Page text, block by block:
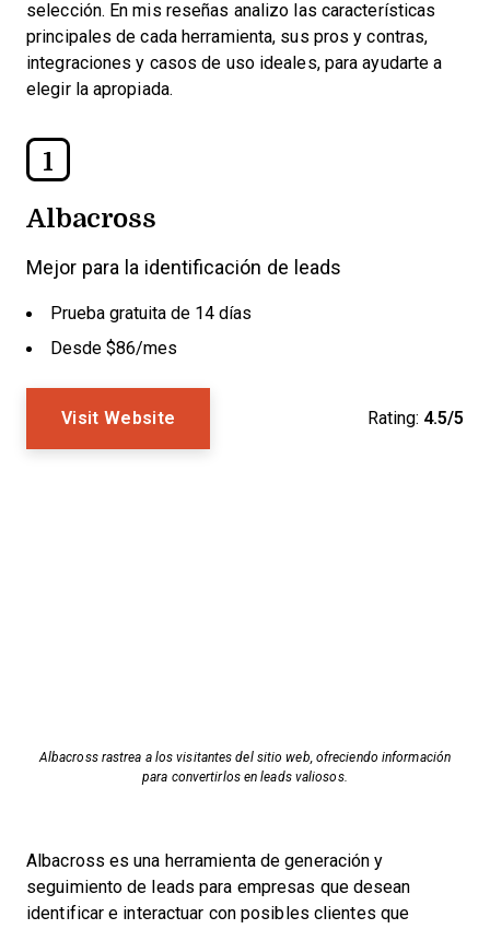
selección. En mis reseñas analizo las características
principales de cada herramienta, sus pros y contras,
integraciones y casos de uso ideales, para ayudarte a
elegir la apropiada.
1
Albacross
Mejor para la identificación de leads
Prueba gratuita de 14 días
Desde $86/mes
Visit Website Rating: 4.5/5
Albacross rastrea a los visitantes del sitio web, ofreciendo información
para convertirlos en leads valiosos.
Albacross es una herramienta de generación y
seguimiento de leads para empresas que desean
identificar e interactuar con posibles clientes que